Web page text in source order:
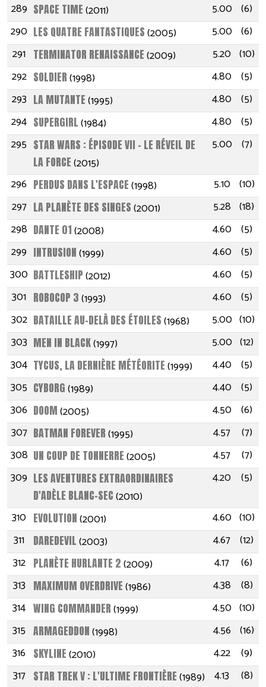
289 SPACE TIME(2011) 5.00 (6)
290 LES QUATRE FANTASTIQUES(2005) 5.00 (6)
291 TERMINATOR RENAISSANCE(2009) 5.20 (10)
292 SOLDIER(1998) 4.80 (5)
293 LA MUTANTE(1995) 4.80 (5)
294 SUPERGIRL(1984) 4.80 (5)
295 STAR WARS : ÉPISODE VII - LE RÉVEIL DE
LA FORCE(2015)
5.00 (7)
296 PERDUS DANS L'ESPACE(1998) 5.10 (10)
297 LA PLANÈTE DES SINGES(2001) 5.28 (18)
298 DANTE 01(2008) 4.60 (5)
299 INTRUSION(1999) 4.60 (5)
300 BATTLESHIP(2012) 4.60 (5)
301 ROBOCOP 3(1993) 4.60 (5)
302 BATAILLE AU-DELÀ DES ÉTOILES(1968) 5.00 (10)
303 MEN IN BLACK(1997) 5.00 (12)
304 TYCUS, LA DERNIÈRE MÉTÉORITE(1999) 4.40 (5)
305 CYBORG(1989) 4.40 (5)
306 DOOM(2005) 4.50 (6)
307 BATMAN FOREVER(1995) 4.57
(7)
308 UN COUP DE TONNERRE(2005) 4.57
(7)
309 LES AVENTURES EXTRAORDINAIRES
D'ADÈLE BLANC-SEC(2010)
4.20 (5)
310 EVOLUTION(2001) 4.60 (10)
311 DAREDEVIL(2003) 4.67 (12)
312 PLANÈTE HURLANTE 2(2009) 4.17
(6)
313 MAXIMUM OVERDRIVE(1986) 4.38
(8)
314 WING COMMANDER(1999) 4.50 (10)
315 ARMAGEDDON(1998) 4.56 (16)
316 SKYLINE(2010) 4.22
(9)
317 STAR TREK V : L'ULTIME FRONTIÈRE(1989) 4.13
(8)